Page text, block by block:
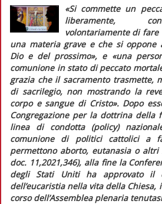
«Si commette un
liberamente,
volontariamente di fare
una materia grave e che si oppone
Dio e del prossimo», e «una
comunione in stato di peccato
grazia che il sacramento trasmette,
di sacrilegio, non mostrando la
corpo e sangue di Cristo». Dopo
Congregazione per la dottrina della
linea di condotta (policy)
comunione di politici cattolici a
permettono aborto, eutanasia o
doc. 11,2021,346), alla fine la
degli Stati Uniti ha approvato il
dell’eucaristia nella vita della Chiesa,
corso dell’Assemblea plenaria